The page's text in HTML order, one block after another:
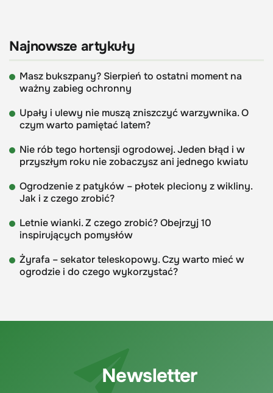
Najnowsze artykuły
Masz bukszpany? Sierpień to ostatni moment na
ważny zabieg ochronny
Upały i ulewy nie muszą zniszczyć warzywnika. O
czym warto pamiętać latem?
Nie rób tego hortensji ogrodowej. Jeden błąd i w
przyszłym roku nie zobaczysz ani jednego kwiatu
Ogrodzenie z patyków – płotek pleciony z wikliny.
Jak i z czego zrobić?
Letnie wianki. Z czego zrobić? Obejrzyj 10
inspirujących pomysłów
Żyrafa – sekator teleskopowy. Czy warto mieć w
ogrodzie i do czego wykorzystać?
Newsletter